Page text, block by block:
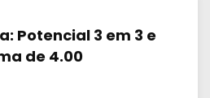
Potencial 3 em 3 e
de 4.00